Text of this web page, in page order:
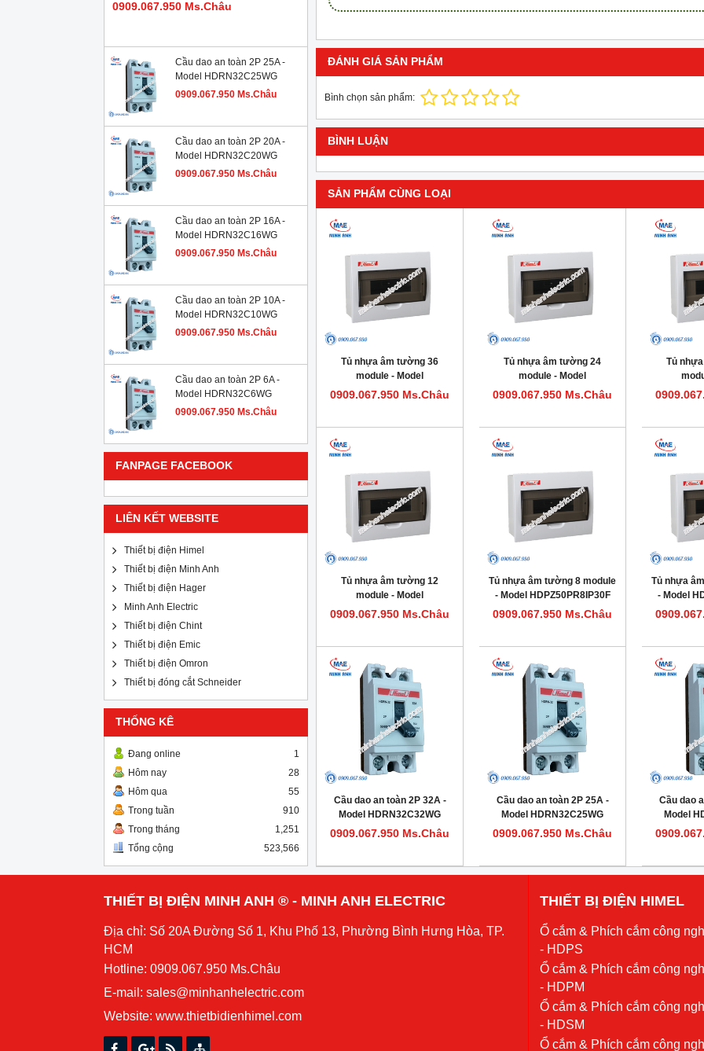
0909.067.950 Ms.Châu
Cầu dao an toàn 2P 25A -
Model HDRN32C25WG
0909.067.950 Ms.Châu
Cầu dao an toàn 2P 20A -
Model HDRN32C20WG
0909.067.950 Ms.Châu
Cầu dao an toàn 2P 16A -
Model HDRN32C16WG
0909.067.950 Ms.Châu
Cầu dao an toàn 2P 10A -
Model HDRN32C10WG
0909.067.950 Ms.Châu
Cầu dao an toàn 2P 6A -
Model HDRN32C6WG
0909.067.950 Ms.Châu
FANPAGE FACEBOOK
LIÊN KẾT WEBSITE
Thiết bị điện Himel
Thiết bị điện Minh Anh
Thiết bị điện Hager
Minh Anh Electric
Thiết bị điện Chint
Thiết bị điện Emic
Thiết bị điện Omron
Thiết bị đóng cắt Schneider
THỐNG KÊ
Đang online
1
Hôm nay
28
Hôm qua
55
Trong tuần
910
Trong tháng
1,251
Tổng cộng
523,566
ĐÁNH GIÁ SẢN PHẨM
Bình chọn sản phẩm:
BÌNH LUẬN
SẢN PHẨM CÙNG LOẠI
Tủ nhựa âm tường 36
module - Model
HDPZ50PR36IP30F
0909.067.950 Ms.Châu
Tủ nhựa âm tường 24
module - Model
HDPZ50PR24IP30F
0909.067.950 Ms.Châu
Tủ
Tủ nhựa âm tường 12
module - Model
HDPZ50PR12IP30F
0909.067.950 Ms.Châu
Tủ nhựa âm tường 8 module
- Model HDPZ50PR8IP30F
0909.067.950 Ms.Châu
Tủ nhựa
- Model
Cầu dao an toàn 2P 32A -
Model HDRN32C32WG
0909.067.950 Ms.Châu
Cầu dao an toàn 2P 25A -
Model HDRN32C25WG
0909.067.950 Ms.Châu
Cầu dao
Model
THIẾT BỊ ĐIỆN MINH ANH ® - MINH ANH ELECTRIC
Địa chỉ: Số 20A Đường Số 1, Khu Phố 13, Phường Bình Hưng Hòa, TP.
HCM
Hotline: 0909.067.950 Ms.Châu
E-mail: sales@minhanhelectric.com
Website: www.thietbidienhimel.com
THIẾT BỊ ĐIỆN HIMEL
Ổ cắm & Phích cắm công
- HDPS
Ổ cắm & Phích cắm công
- HDPM
Ổ cắm & Phích cắm công
- HDSM
Ổ cắm & Phích cắm công